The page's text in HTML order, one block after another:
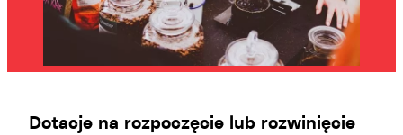
Dotacje na rozpoczęcie lub rozwinięcie